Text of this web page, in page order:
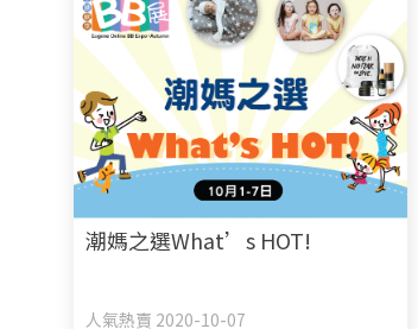
潮媽之選What’s HOT!
人氣熱賣 2020-10-07